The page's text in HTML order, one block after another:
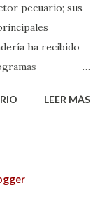
pecuario; sus
ha recibido
campo, la
productores
LEER MÁS